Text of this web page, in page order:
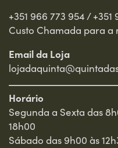
+351 966 773 954 /+351
Custo Chamada para
Email da Loja
Horário
Segunda a Sexta das
18h00
Sábado das 9h00 às